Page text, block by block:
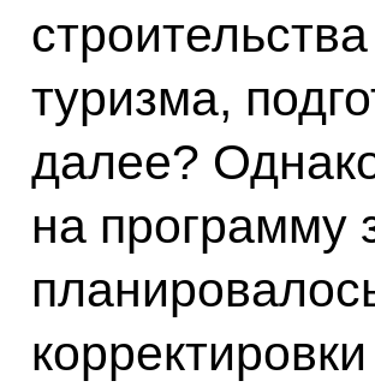
туризма,
далее?
на программу